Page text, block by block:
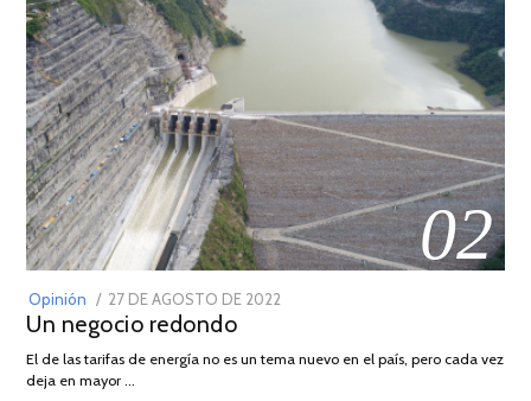
02
Opinión
POSTED
ON
27 DE AGOSTO DE 2022
DE
Un negocio redondo
El de las tarifas de energía no es un tema nuevo en el país, pero cada vez
deja en mayor …